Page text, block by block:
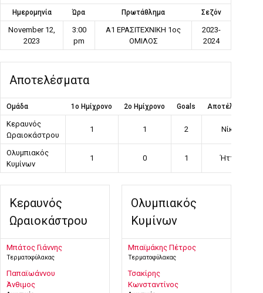
Ημερομηνία Ώρα Πρωτάθλημα Σεζόν
November 12,
2023
3:00
pm
Α1 ΕΡΑΣΙΤΕΧΝΙΚΗ 1ος
ΟΜΙΛΟΣ
2023-
2024
Αποτελέσματα
Ομάδα 1ο Ημίχρονο 2ο Ημίχρονο Goals Αποτέλεσμα
Κεραυνός
Ωραιοκάστρου
1 1 2 Νίκη
Ολυμπιακός
Κυμίνων
1 0 1 Ήττα
Κεραυνός
Ωραιοκάστρου
Μπάτος Γιάννης
Τερματοφύλακας
Παπαϊωάννου
Άνθιμος
Ολυμπιακός
Κυμίνων
Μπαϊμάκης Πέτρος
Τερματοφύλακας
Τσακίρης
Κωνσταντίνος